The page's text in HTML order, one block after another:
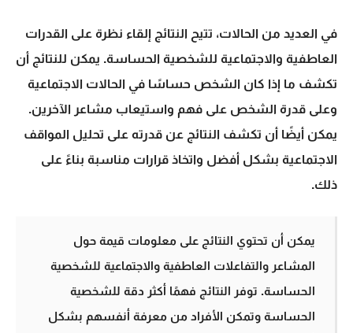
في العديد من الحالات، تتيح النتائج إلقاء نظرة على القدرات
العاطفية والاجتماعية للشخصية الحساسة. يمكن للنتائج أن
تكشف ما إذا كان الشخص حساسًا في الحالات الاجتماعية
وعلى قدرة الشخص على فهم واستيعاب مشاعر الآخرين.
يمكن أيضًا أن تكشف النتائج عن قدرته على تحليل المواقف
الاجتماعية بشكل أفضل واتخاذ قرارات مناسبة بناءً على
ذلك.
يمكن أن تحتوي النتائج على معلومات قيمة حول
المشاعر والتفاعلات العاطفية والاجتماعية للشخصية
الحساسة. توفر النتائج فهمًا أكثر دقة للشخصية
الحساسة وتمكن الأفراد من معرفة أنفسهم بشكل